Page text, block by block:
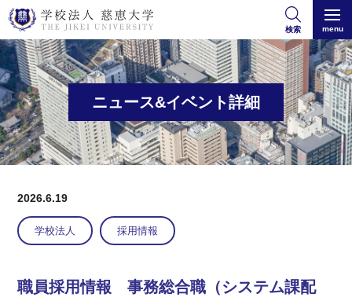
検索 menu
ニュース&イベント詳細
2026.6.19
学校法人 採用情報
職員採用情報 事務総合職（システム課配